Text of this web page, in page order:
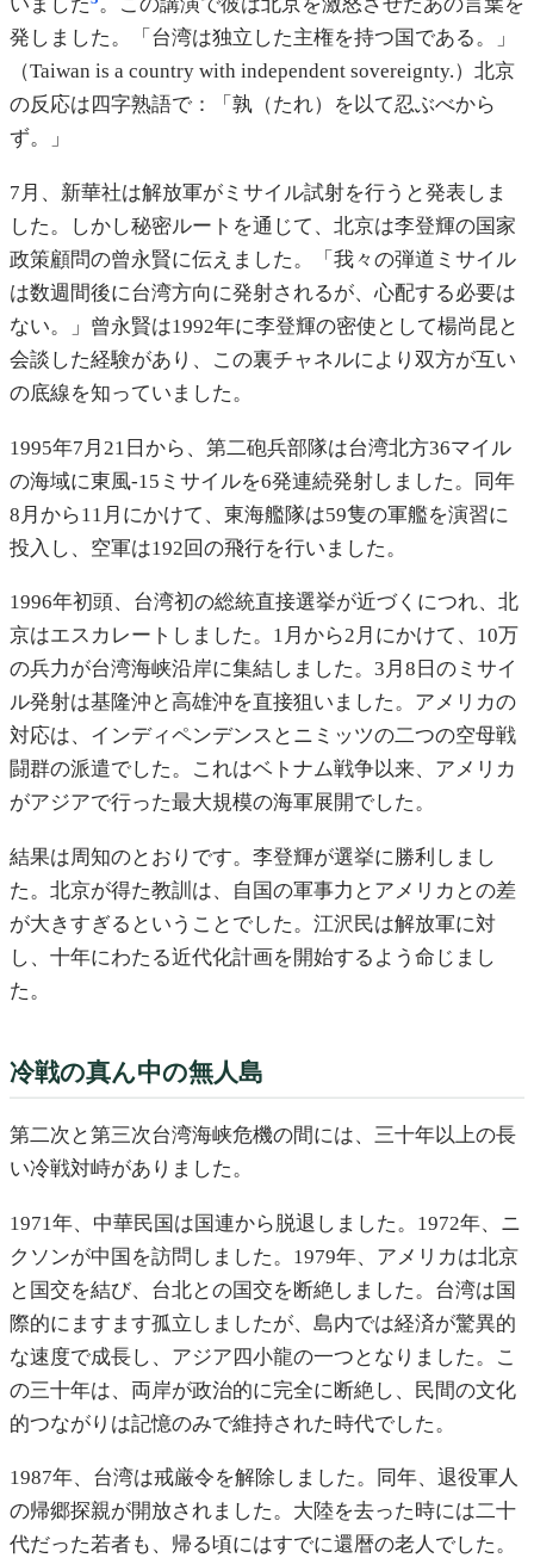
いました 。この講演で彼は北京を激怒させたあの言葉を
発しました。「台湾は独立した主権を持つ国である。」
（Taiwan is a country with independent sovereignty.）北京
の反応は四字熟語で：「孰（たれ）を以て忍ぶべから
ず。」
7月、新華社は解放軍がミサイル試射を行うと発表しま
した。しかし秘密ルートを通じて、北京は李登輝の国家
政策顧問の曾永賢に伝えました。「我々の弾道ミサイル
は数週間後に台湾方向に発射されるが、心配する必要は
ない。」曾永賢は1992年に李登輝の密使として楊尚昆と
会談した経験があり、この裏チャネルにより双方が互い
の底線を知っていました。
1995年7月21日から、第二砲兵部隊は台湾北方36マイル
の海域に東風-15ミサイルを6発連続発射しました。同年
8月から11月にかけて、東海艦隊は59隻の軍艦を演習に
投入し、空軍は192回の飛行を行いました。
1996年初頭、台湾初の総統直接選挙が近づくにつれ、北
京はエスカレートしました。1月から2月にかけて、10万
の兵力が台湾海峡沿岸に集結しました。3月8日のミサイ
ル発射は基隆沖と高雄沖を直接狙いました。アメリカの
対応は、インディペンデンスとニミッツの二つの空母戦
闘群の派遣でした。これはベトナム戦争以来、アメリカ
がアジアで行った最大規模の海軍展開でした。
結果は周知のとおりです。李登輝が選挙に勝利しまし
た。北京が得た教訓は、自国の軍事力とアメリカとの差
が大きすぎるということでした。江沢民は解放軍に対
し、十年にわたる近代化計画を開始するよう命じまし
た。
冷戦の真ん中の無人島
第二次と第三次台湾海峡危機の間には、三十年以上の長
い冷戦対峙がありました。
1971年、中華民国は国連から脱退しました。1972年、ニ
クソンが中国を訪問しました。1979年、アメリカは北京
と国交を結び、台北との国交を断絶しました。台湾は国
際的にますます孤立しましたが、島内では経済が驚異的
な速度で成長し、アジア四小龍の一つとなりました。こ
の三十年は、両岸が政治的に完全に断絶し、民間の文化
的つながりは記憶のみで維持された時代でした。
1987年、台湾は戒厳令を解除しました。同年、退役軍人
の帰郷探親が開放されました。大陸を去った時には二十
代だった若者も、帰る頃にはすでに還暦の老人でした。